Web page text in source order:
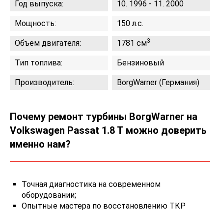
Год выпуска: 10. 1996 - 11. 2000
Мощность: 150 л.с.
Объем двигателя: 1781 см3
Тип топлива: Бензиновый
Производитель: BorgWarner (Германия)
Почему ремонт турбины BorgWarner на
Volkswagen Passat 1.8 T можно доверить
именно нам?
Точная диагностика на современном
оборудовании;
Опытные мастера по восстановлению ТКР